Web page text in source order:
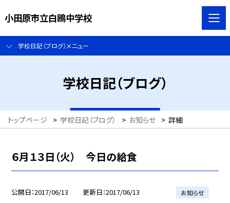
小田原市立白鴎中学校
学校日記（ブログ）メニュー
学校日記（ブログ）
トップページ > 学校日記（ブログ） > お知らせ > 詳細
６月１３日（火） 今日の給食
公開日 2017/06/13 更新日 2017/06/13 お知らせ